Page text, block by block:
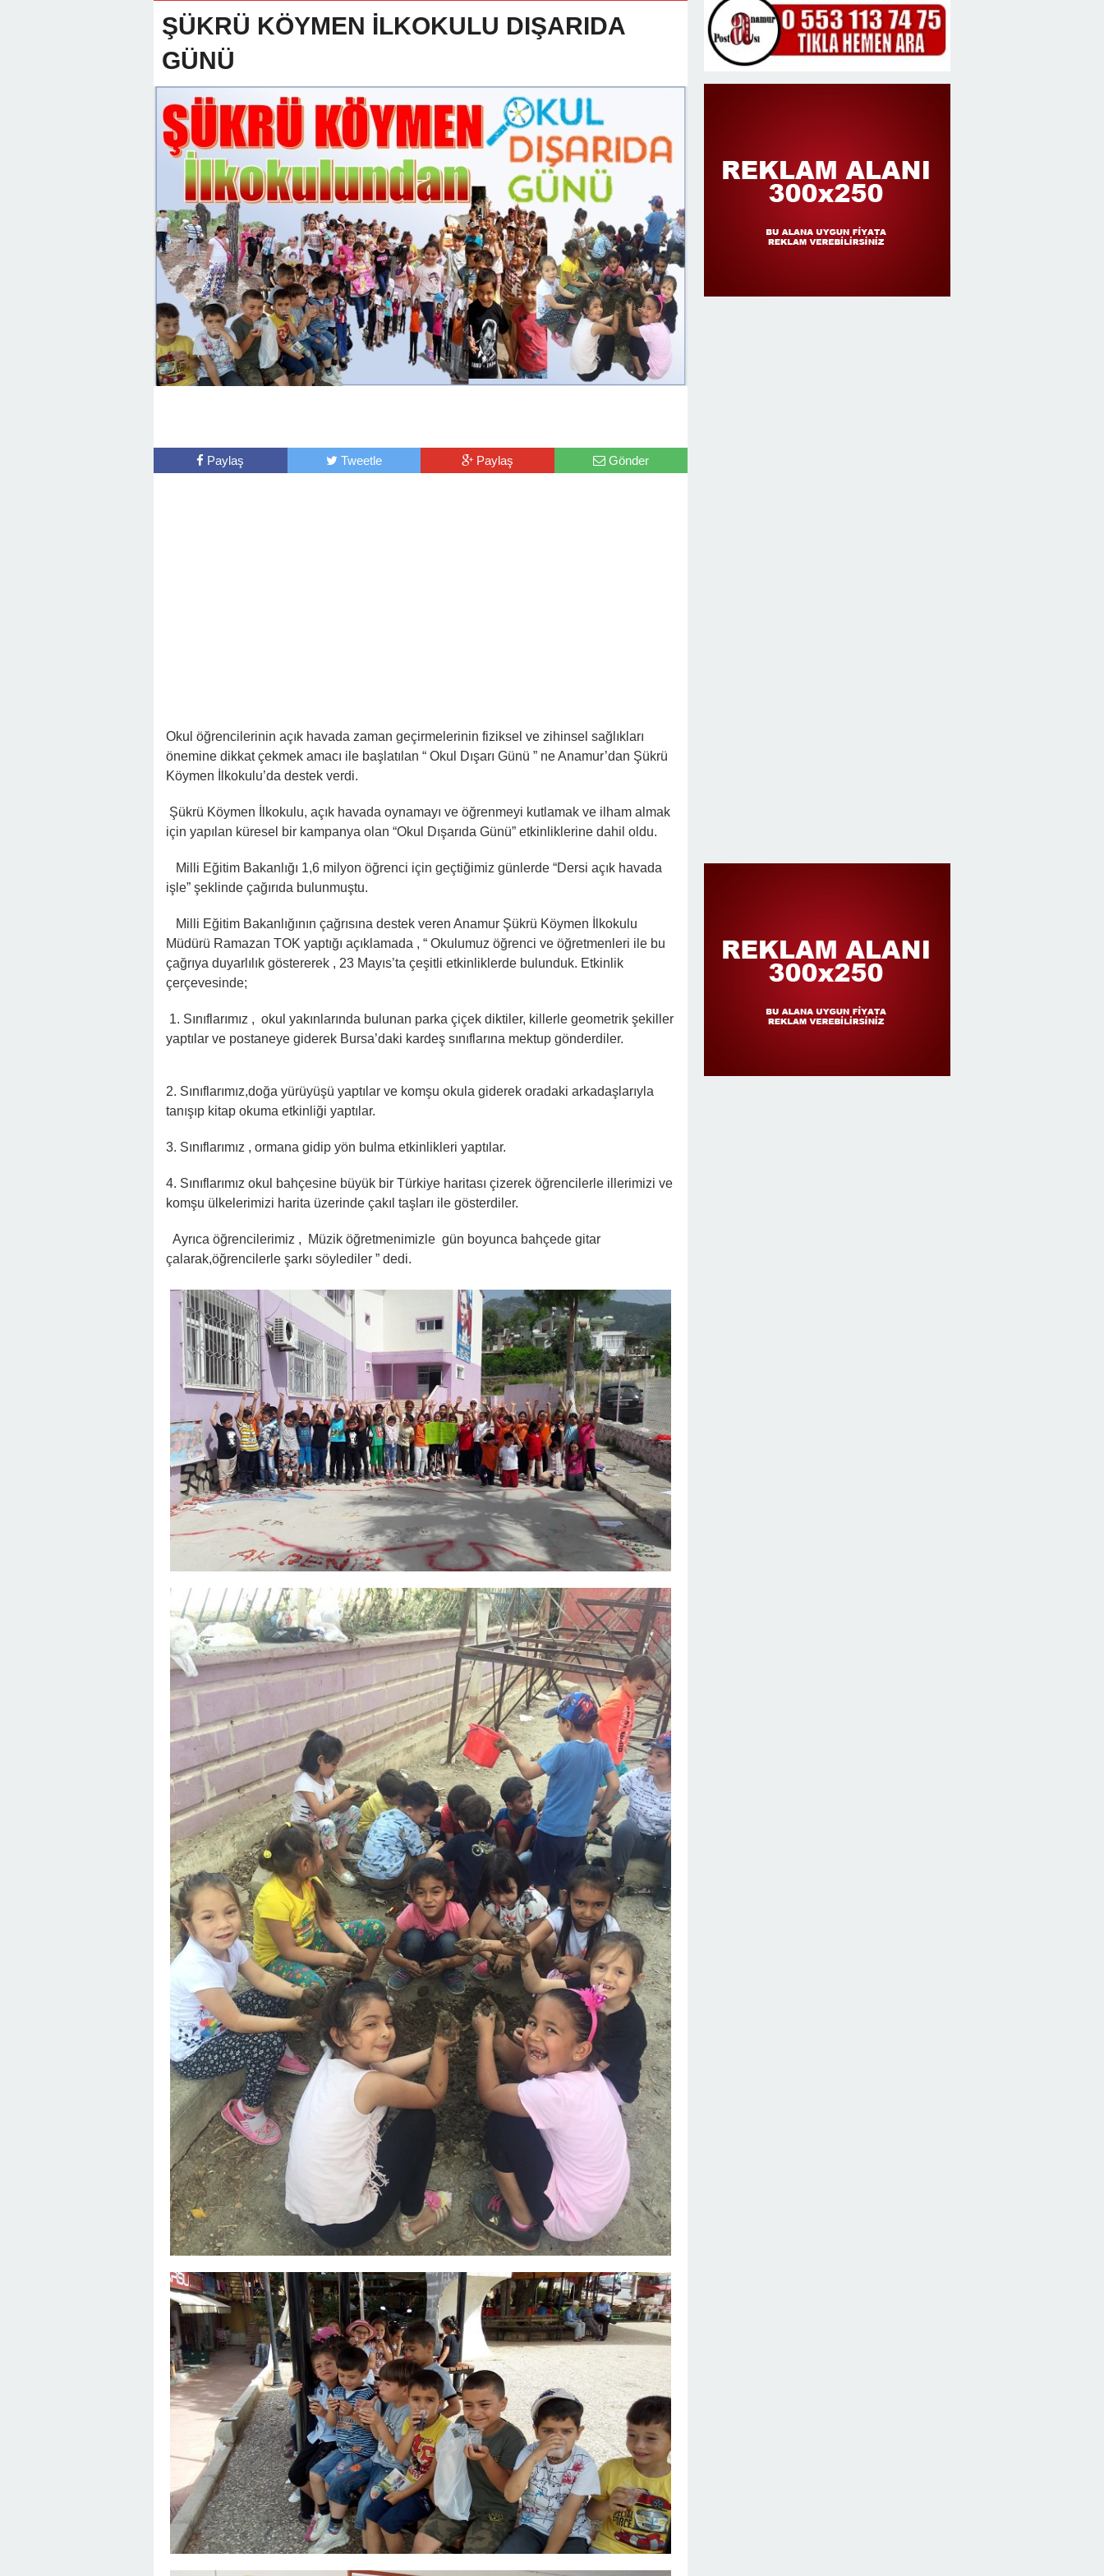
ŞÜKRÜ KÖYMEN İLKOKULU DIŞARIDA
GÜNÜ
Paylaş Tweetle Paylaş Gönder
Okul öğrencilerinin açık havada zaman geçirmelerinin fiziksel ve zihinsel sağlıkları
önemine dikkat çekmek amacı ile başlatılan “ Okul Dışarı Günü ” ne Anamur’dan Şükrü
Köymen İlkokulu’da destek verdi.
Şükrü Köymen İlkokulu, açık havada oynamayı ve öğrenmeyi kutlamak ve ilham almak
için yapılan küresel bir kampanya olan “Okul Dışarıda Günü” etkinliklerine dahil oldu.
Milli Eğitim Bakanlığı 1,6 milyon öğrenci için geçtiğimiz günlerde “Dersi açık havada
işle” şeklinde çağırıda bulunmuştu.
Milli Eğitim Bakanlığının çağrısına destek veren Anamur Şükrü Köymen İlkokulu
Müdürü Ramazan TOK yaptığı açıklamada , “ Okulumuz öğrenci ve öğretmenleri ile bu
çağrıya duyarlılık göstererek , 23 Mayıs’ta çeşitli etkinliklerde bulunduk. Etkinlik
çerçevesinde;
1. Sınıflarımız , okul yakınlarında bulunan parka çiçek diktiler, killerle geometrik şekiller
yaptılar ve postaneye giderek Bursa’daki kardeş sınıflarına mektup gönderdiler.
2. Sınıflarımız,doğa yürüyüşü yaptılar ve komşu okula giderek oradaki arkadaşlarıyla
tanışıp kitap okuma etkinliği yaptılar.
3. Sınıflarımız , ormana gidip yön bulma etkinlikleri yaptılar.
4. Sınıflarımız okul bahçesine büyük bir Türkiye haritası çizerek öğrencilerle illerimizi ve
komşu ülkelerimizi harita üzerinde çakıl taşları ile gösterdiler.
Ayrıca öğrencilerimiz , Müzik öğretmenimizle gün boyunca bahçede gitar
çalarak,öğrencilerle şarkı söylediler ” dedi.